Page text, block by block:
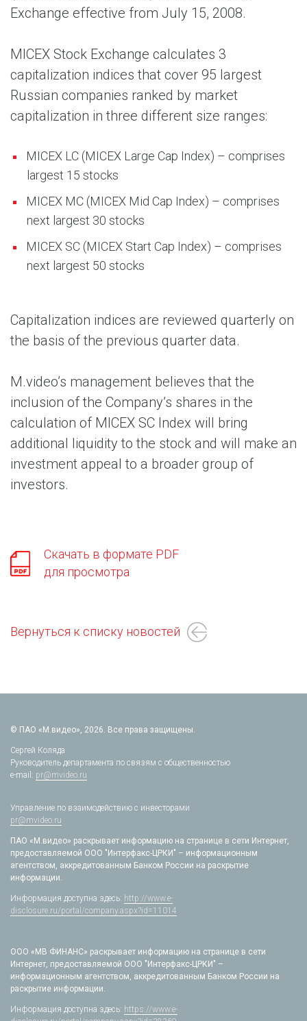
Exchange effective from July 15, 2008.
MICEX Stock Exchange calculates 3
capitalization indices that cover 95 largest
Russian companies ranked by market
capitalization in three different size ranges:
MICEX LC (MICEX Large Cap Index) – comprises
largest 15 stocks
MICEX MC (MICEX Mid Cap Index) – comprises
next largest 30 stocks
MICEX SC (MICEX Start Cap Index) – comprises
next largest 50 stocks
Capitalization indices are reviewed quarterly on
the basis of the previous quarter data.
M.video’s management believes that the
inclusion of the Company’s shares in the
calculation of MICEX SC Index will bring
additional liquidity to the stock and will make an
investment appeal to a broader group of
investors.
Скачать в формате PDF
для просмотра
Вернуться к списку новостей
© ПАО «М.видео», 2026. Все права защищены.
Сергей Коляда
Руководитель департамента по связям с общественностью
e-mail: pr@mvideo.ru
Управление по взаимодействию с инвесторами
pr@mvideo.ru
ПАО «М.видео» раскрывает информацию на странице в сети Интернет,
предоставляемой ООО "Интерфакс-ЦРКИ" – информационным
агентством, аккредитованным Банком России на раскрытие
информации.
Информация доступна здесь: http://www.e-
disclosure.ru/portal/company.aspx?id=11014
ООО «МВ ФИНАНС» раскрывает информацию на странице в сети
Интернет, предоставляемой ООО "Интерфакс-ЦРКИ" –
информационным агентством, аккредитованным Банком России на
раскрытие информации.
Информация доступна здесь: https://www.e-